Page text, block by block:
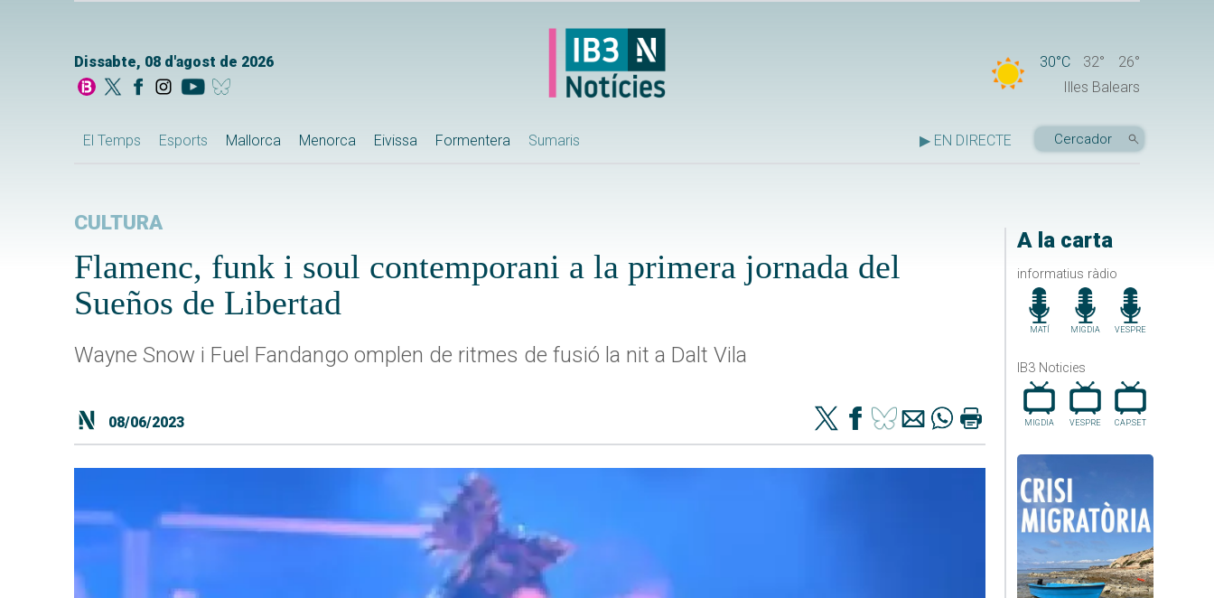
Dissabte, 08 d'agost de 2026 30°C 32°
26°
Illes Balears
El Temps Esports Mallorca Menorca Eivissa Formentera Sumaris ▶ EN DIRECTE
A la carta
informatius ràdio
MATÍ MIGDIA VESPRE
IB3 Noticies
MIGDIA VESPRE CAP.SET
CULTURA
Flamenc, funk i soul contemporani a la primera jornada del
Sueños de Libertad
Wayne Snow i Fuel Fandango omplen de ritmes de fusió la nit a Dalt Vila
08/06/2023